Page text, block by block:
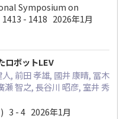
Symposium on
- 1418 2026年1月
ロボットLEV
, 前田 孝雄, 國井 康晴, 冨木
瀬 智之, 長谷川 昭彦, 室井 秀
3 - 4 2026年1月